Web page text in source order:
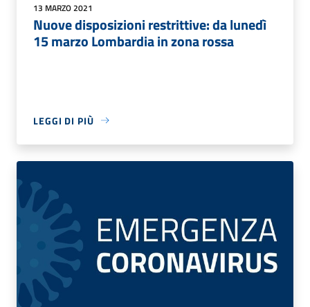
13 MARZO 2021
Nuove disposizioni restrittive: da lunedì
15 marzo Lombardia in zona rossa
LEGGI DI PIÙ